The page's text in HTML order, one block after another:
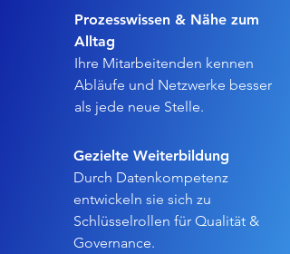
Prozesswissen & Nähe zum
Alltag
Ihre Mitarbeitenden kennen
Abläufe und Netzwerke besser
als jede neue Stelle.
Gezielte Weiterbildung
Durch Datenkompetenz
entwickeln sie sich zu
Schlüsselrollen für Qualität &
Governance.​